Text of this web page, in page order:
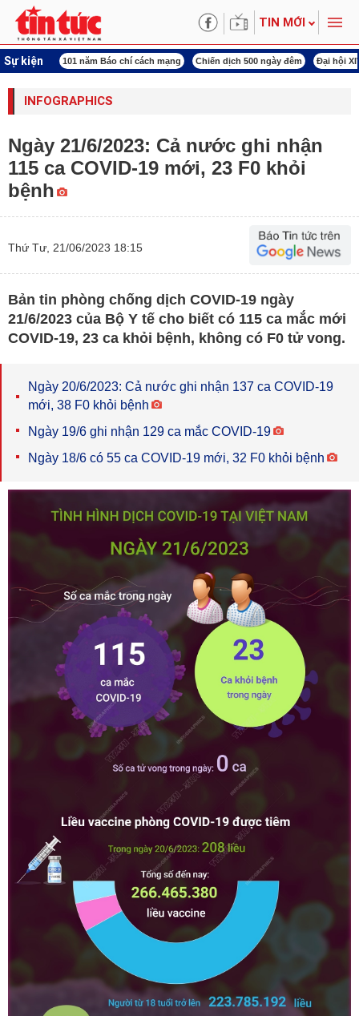
TIN MỚI
Sự kiện
tên Bác 101 năm Báo chí cách mạng Chiến dịch 500 ngày đêm Đại hội
INFOGRAPHICS
Ngày 21/6/2023: Cả nước ghi nhận
115 ca COVID-19 mới, 23 F0 khỏi
bệnh
Thứ Tư, 21/06/2023 18:15
Bản tin phòng chống dịch COVID-19 ngày
21/6/2023 của Bộ Y tế cho biết có 115 ca mắc mới
COVID-19, 23 ca khỏi bệnh, không có F0 tử vong.
Ngày 20/6/2023: Cả nước ghi nhận 137 ca COVID-19
mới, 38 F0 khỏi bệnh
Ngày 19/6 ghi nhận 129 ca mắc COVID-19
Ngày 18/6 có 55 ca COVID-19 mới, 32 F0 khỏi bệnh